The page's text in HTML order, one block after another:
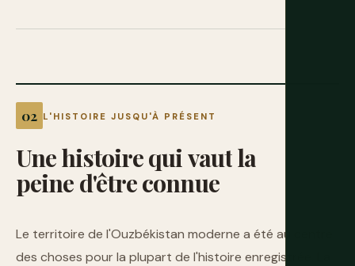
L'HISTOIRE JUSQU'À PRÉSENT
Unehistoirequivautla
peined'êtreconnue
Le territoire de l'Ouzbékistan moderne a été au centre
des choses pour la plupart de l'histoire enregistrée. La